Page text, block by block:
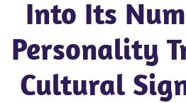
Into Its
Personality
Cultural